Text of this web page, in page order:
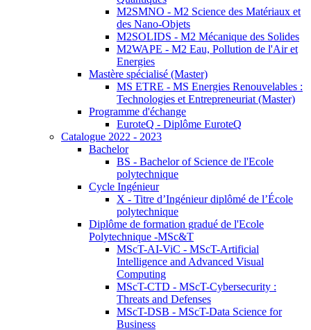
M2SMNO - M2 Science des Matériaux et
des Nano-Objets
M2SOLIDS - M2 Mécanique des Solides
M2WAPE - M2 Eau, Pollution de l'Air et
Energies
Mastère spécialisé (Master)
MS ETRE - MS Energies Renouvelables :
Technologies et Entrepreneuriat (Master)
Programme d'échange
EuroteQ - Diplôme EuroteQ
Catalogue 2022 - 2023
Bachelor
BS - Bachelor of Science de l'Ecole
polytechnique
Cycle Ingénieur
X - Titre d’Ingénieur diplômé de l’École
polytechnique
Diplôme de formation gradué de l'Ecole
Polytechnique -MSc&T
MScT-AI-ViC - MScT-Artificial
Intelligence and Advanced Visual
Computing
MScT-CTD - MScT-Cybersecurity :
Threats and Defenses
MScT-DSB - MScT-Data Science for
Business